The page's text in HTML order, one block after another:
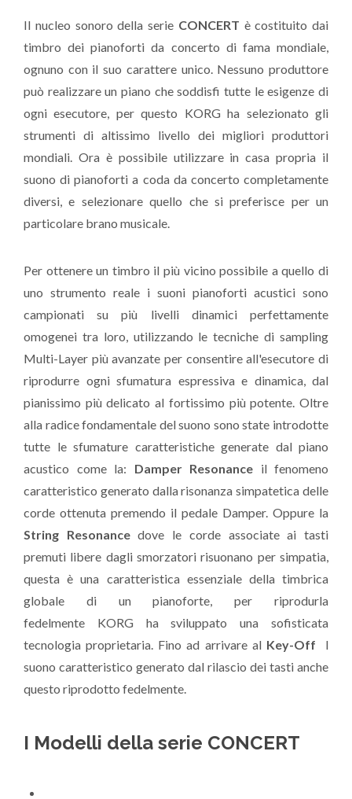
Il nucleo sonoro della serie CONCERT è costituito dai
timbro dei pianoforti da concerto di fama mondiale,
ognuno con il suo carattere unico. Nessuno produttore
può realizzare un piano che soddisfi tutte le esigenze di
ogni esecutore, per questo KORG ha selezionato gli
strumenti di altissimo livello dei migliori produttori
mondiali. Ora è possibile utilizzare in casa propria il
suono di pianoforti a coda da concerto completamente
diversi, e selezionare quello che si preferisce per un
particolare brano musicale.
Per ottenere un timbro il più vicino possibile a quello di
uno strumento reale i suoni pianoforti acustici sono
campionati su più livelli dinamici perfettamente
omogenei tra loro, utilizzando le tecniche di sampling
Multi-Layer più avanzate per consentire all'esecutore di
riprodurre ogni sfumatura espressiva e dinamica, dal
pianissimo più delicato al fortissimo più potente. Oltre
alla radice fondamentale del suono sono state introdotte
tutte le sfumature caratteristiche generate dal piano
acustico come la: Damper Resonance il fenomeno
caratteristico generato dalla risonanza simpatetica delle
corde ottenuta premendo il pedale Damper. Oppure la
String Resonancedove le corde associate ai tasti
premuti libere dagli smorzatori risuonano per simpatia,
questa è una caratteristica essenziale della timbrica
globale di un pianoforte, per riprodurla
fedelmente KORG ha sviluppato una sofisticata
tecnologia proprietaria. Fino ad arrivare al Key-Off
l
suono caratteristico generato dal rilascio dei tasti anche
questo riprodotto fedelmente.
I Modelli della serie CONCERT